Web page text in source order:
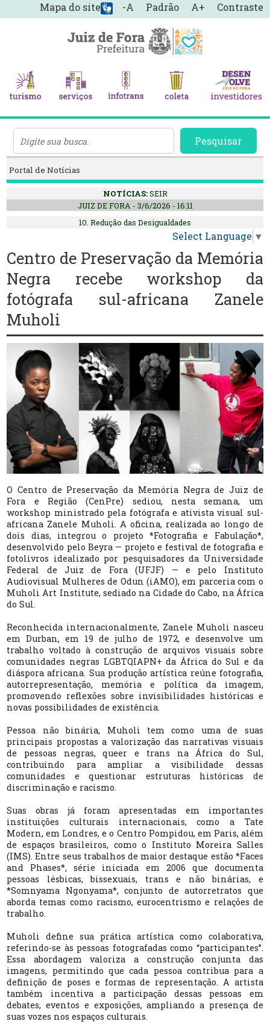
-A Padrão A+ Contraste
Mapa do site
Pesquisar
Portal de Notícias
NOTÍCIAS:SEIR
JUIZ DE FORA - 3/6/2026 - 16:11
10. Redução das Desigualdades
Select Language ▼
Centro de Preservação da Memória
Negra recebe workshop da
fotógrafa sul-africana Zanele
Muholi
O Centro de Preservação da Memória Negra de Juiz de
Fora e Região (CenPre) sediou, nesta semana, um
workshop ministrado pela fotógrafa e ativista visual sul-
africana Zanele Muholi. A oficina, realizada ao longo de
dois dias, integrou o projeto *Fotografia e Fabulação*,
desenvolvido pelo Beyra — projeto e festival de fotografia e
fotolivros idealizado por pesquisadores da Universidade
Federal de Juiz de Fora (UFJF) — e pelo Instituto
Audiovisual Mulheres de Odun (iAMO), em parceria com o
Muholi Art Institute, sediado na Cidade do Cabo, na África
do Sul.
Reconhecida internacionalmente, Zanele Muholi nasceu
em Durban, em 19 de julho de 1972, e desenvolve um
trabalho voltado à construção de arquivos visuais sobre
comunidades negras LGBTQIAPN+ da África do Sul e da
diáspora africana. Sua produção artística reúne fotografia,
autorrepresentação, memória e política da imagem,
promovendo reflexões sobre invisibilidades históricas e
novas possibilidades de existência.
Pessoa não binária, Muholi tem como uma de suas
principais propostas a valorização das narrativas visuais
de pessoas negras, queer e trans na África do Sul,
contribuindo para ampliar a visibilidade dessas
comunidades e questionar estruturas históricas de
discriminação e racismo.
Suas obras já foram apresentadas em importantes
instituições culturais internacionais, como a Tate
Modern, em Londres, e o Centro Pompidou, em Paris, além
de espaços brasileiros, como o Instituto Moreira Salles
(IMS). Entre seus trabalhos de maior destaque estão *Faces
and Phases*, série iniciada em 2006 que documenta
pessoas lésbicas, bissexuais, trans e não binárias, e
*Somnyama Ngonyama*, conjunto de autorretratos que
aborda temas como racismo, eurocentrismo e relações de
trabalho.
Muholi define sua prática artística como colaborativa,
referindo-se às pessoas fotografadas como “participantes”.
Essa abordagem valoriza a construção conjunta das
imagens, permitindo que cada pessoa contribua para a
definição de poses e formas de representação. A artista
também incentiva a participação dessas pessoas em
debates, eventos e exposições, ampliando a presença de
suas vozes nos espaços culturais.